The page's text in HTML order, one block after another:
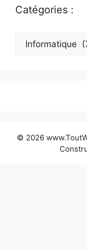
Catégories :
Catégories
© 2026